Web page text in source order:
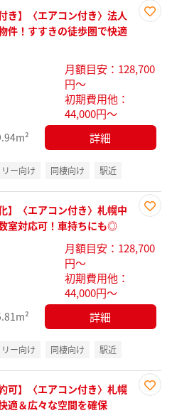
録
き】〈エアコン付き〉法人
件！すすきの徒歩圏で快適
月額目安：128,700
円～
初期費用他：
44,000円～
詳細
ー向け 同棲向け 駅近
り登
】〈エアコン付き〉札幌中
室対応可！車持ちにも◎
月額目安：128,700
円～
初期費用他：
44,000円～
詳細
ー向け 同棲向け 駅近
可】〈エアコン付き〉札幌
適＆広々な空間を確保